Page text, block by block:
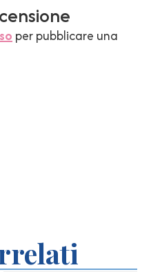
per pubblicare una